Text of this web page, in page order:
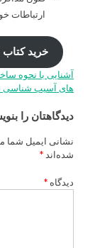
ارتباطات
خرید کتاب
راهبری
نوشته
آشنایی با نحوه
های آسیب شناسی
دیدگاهتان را
نشانی ایمیل شما
شده‌اند *
دیدگاه *